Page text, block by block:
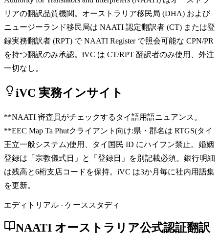
リアの翻訳品質機関。オーストラリア移民局 (DHA) および
ニュージーランド移民局は NAATI 認定翻訳者 (CT) または登
録実務翻訳者 (RPT) で NAATI Register で照会可能な CPN/PR
を持つ翻訳のみ承認。iVC は CT/RPT 翻訳者のみ使用、外注
一切なし。
iVC 実務インサイト
**NAATI 審査員がチェックするタイ語用語ニュアンス。
**EEC Map Ta Phutクライアント向け:県・郡名は RTGS(タイ
王立一般システム)使用、タイ国民 ID にハイフン禁止。婚姻
登録は「宗教儀式日」と「登録日」を別記載必須。銀行明細
は残高と6桁支店コードを保持。iVC は3か月毎に社内用語集
を更新。
エディトリアル · ケーススタディ
NAATI オーストラリア公式認証翻訳